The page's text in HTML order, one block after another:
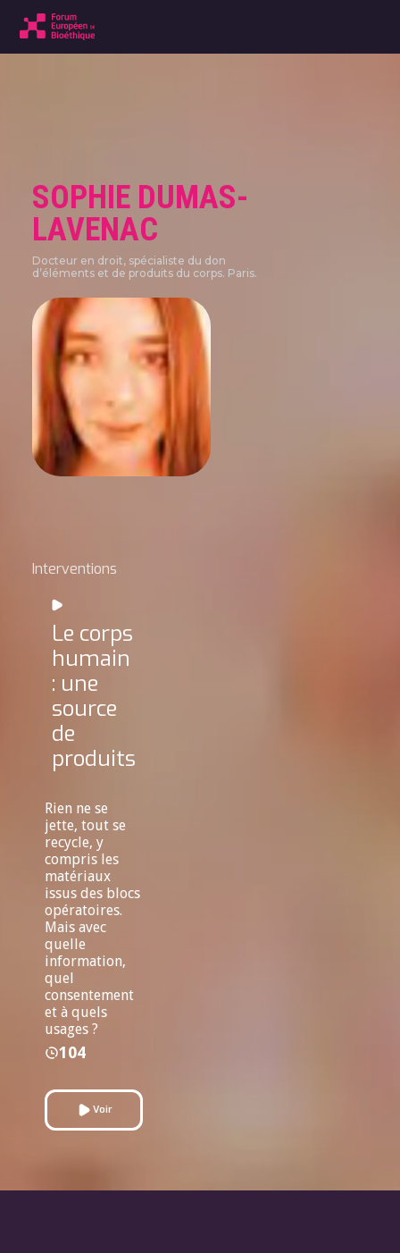
SOPHIE DUMAS-
LAVENAC
Docteur en droit, spécialiste du don
d’éléments et de produits du corps. Paris.
Interventions
Le corps
humain
: une
source
de
produits
Rien ne se
jette, tout se
recycle, y
compris les
matériaux
issus des blocs
opératoires.
Mais avec
quelle
information,
quel
consentement
et à quels
usages ?
104
Voir